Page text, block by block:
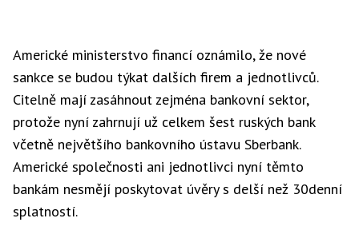
Americké ministerstvo financí oznámilo, že nové
sankce se budou týkat dalších firem a jednotlivců.
Citelně mají zasáhnout zejména bankovní sektor,
protože nyní zahrnují už celkem šest ruských bank
včetně největšího bankovního ústavu Sberbank.
Americké společnosti ani jednotlivci nyní těmto
bankám nesmějí poskytovat úvěry s delší než 30denní
splatností.